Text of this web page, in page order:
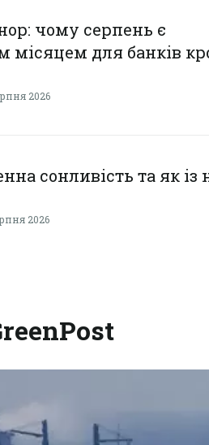
чому серпень є
для банків
2026
сонливість та як із
2026